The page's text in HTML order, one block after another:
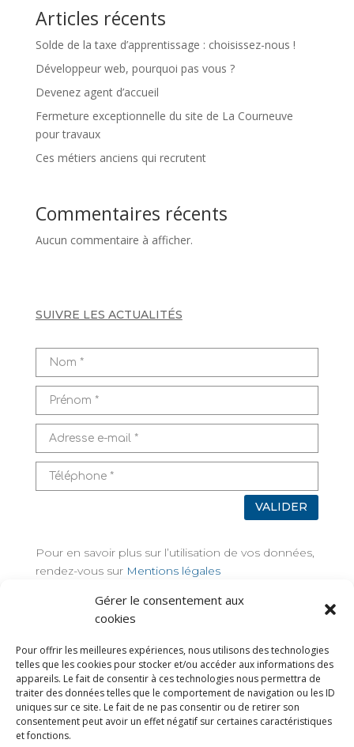
Gérer le consentement aux
cookies
Pour offrir les meilleures expériences, nous utilisons des technologies
telles que les cookies pour stocker et/ou accéder aux informations des
appareils. Le fait de consentir à ces technologies nous permettra de
traiter des données telles que le comportement de navigation ou les ID
uniques sur ce site. Le fait de ne pas consentir ou de retirer son
consentement peut avoir un effet négatif sur certaines caractéristiques
et fonctions.
Articles récents
Solde de la taxe d’apprentissage : choisissez-nous !
Développeur web, pourquoi pas vous ?
Devenez agent d’accueil
Fermeture exceptionnelle du site de La Courneuve
pour travaux
Ces métiers anciens qui recrutent
Commentaires récents
Aucun commentaire à afficher.
SUIVRE LES ACTUALITÉS
VALIDER
Pour en savoir plus sur l’utilisation de vos données,
rendez-vous sur Mentions légales